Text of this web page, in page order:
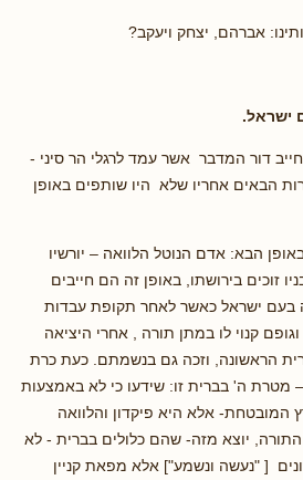
אברהם, יצחק ויעקב?
ישראל.
דור המדבר אשר עמד לרגלי הר סיני -
הבאים אחריו שלא היו שותפים באופן
הבא: אדם הנוטל הלוואה – יורשיו
זוכים בירושתו, באופן זה הם חייבים
בעם ישראל כאשר לאחר תקופת עבדות
קנוי לו במתן תורה , אחרי היציאה
הראשונה, וזכה גם בנשמתם. כעת כרת
מטרת ה' בברית זו: שידעו כי לא באמצעות
אלא היא פיקדון והלוואה
יוצא מזה- שהם כלולים בברית - לא
[ "נעשה ונשמע"] אלא מפאת קניין